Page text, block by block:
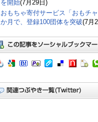
を開始(7月29日)
おもちゃ寄付サービス「おもチ
か月で、登録100団体を突破(7月